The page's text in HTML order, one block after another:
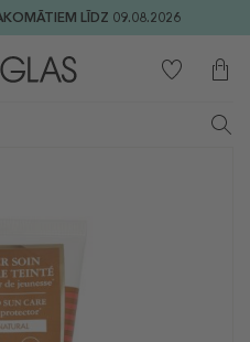
LĪDZ 09.08.2026